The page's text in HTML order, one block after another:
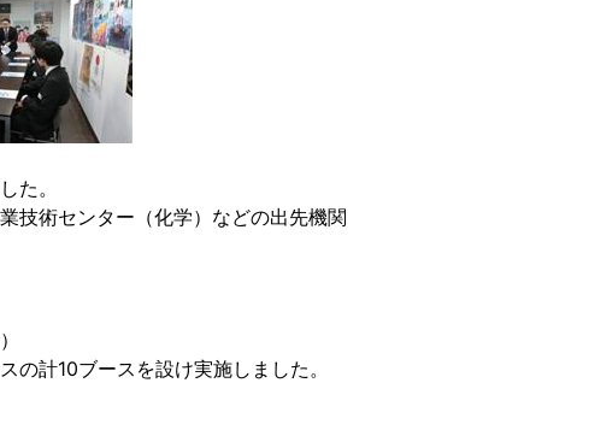
た。
技術センター（化学）などの出先機関
の計10ブースを設け実施しました。